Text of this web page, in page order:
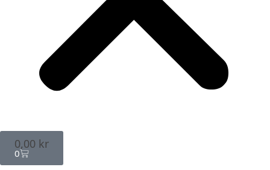
0,00 kr
0